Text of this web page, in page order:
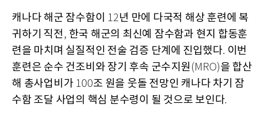
캐나다 해군 잠수함이 12년 만에 다국적 해상 훈련에 복
귀하기 직전, 한국 해군의 최신예 잠수함과 현지 합동훈
련을 마치며 실질적인 전술 검증 단계에 진입했다. 이번
훈련은 순수 건조비와 장기 후속 군수지원 (MRO)을 합산
해 총사업비가 100조 원을 웃돌 전망인 캐나다 차기 잠
수함 조달 사업의 핵심 분수령이 될 것으로 보인다.